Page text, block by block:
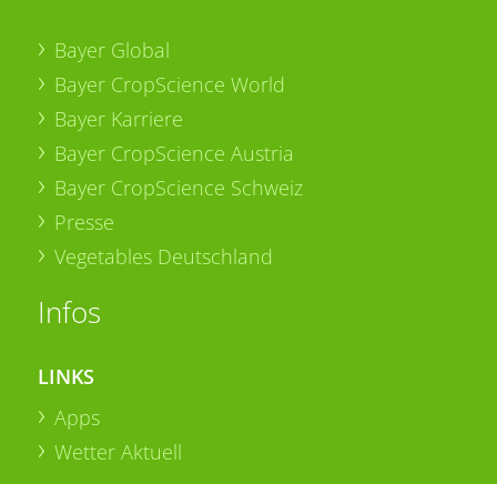
Bayer Global
Bayer CropScience World
Bayer Karriere
Bayer CropScience Austria
Bayer CropScience Schweiz
Presse
Vegetables Deutschland
Infos
LINKS
Apps
Wetter Aktuell